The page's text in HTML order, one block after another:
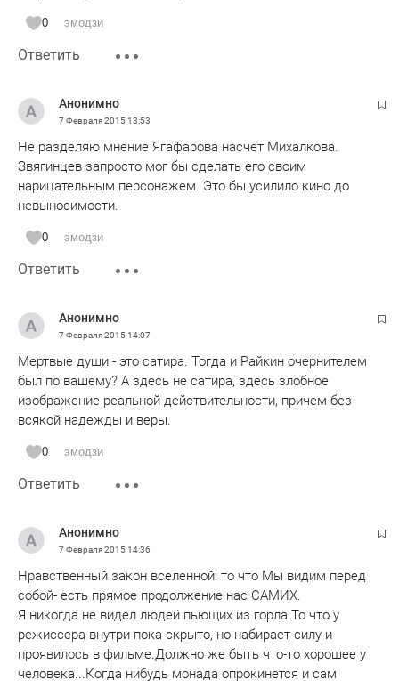
0 эмодзи
Ответить
Анонимно
7 Февраля 201513:53
Не разделяю мнение Ягафарова насчет Михалкова.
Звягинцев запросто мог бы сделать его своим
нарицательным персонажем. Это бы усилило кино до
невыносимости.
0 эмодзи
Ответить
Анонимно
7 Февраля 201514:07
Мертвые души - это сатира. Тогда и Райкин очернителем
был по вашему? А здесь не сатира, здесь злобное
изображение реальной действительности, причем без
всякой надежды и веры.
0 эмодзи
Ответить
Анонимно
7 Февраля 201514:36
Нравственный закон вселенной: то что Мы видим перед
собой- есть прямое продолжение нас САМИХ.
Я никогда не видел людей пьющих из горла.То что у
режиссера внутри пока скрыто, но набирает силу и
проявилось в фильме.Должно же быть что-то хорошее у
человека...Когда нибудь монада опрокинется и сам